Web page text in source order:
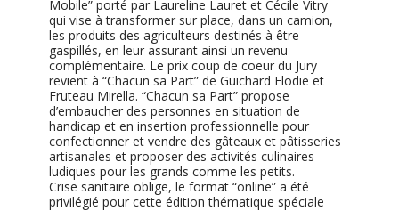
Mobile” porté par Laureline Lauret et Cécile Vitry
qui vise à transformer sur place, dans un camion,
les produits des agriculteurs destinés à être
gaspillés, en leur assurant ainsi un revenu
complémentaire. Le prix coup de coeur du Jury
revient à “Chacun sa Part” de Guichard Elodie et
Fruteau Mirella. “Chacun sa Part” propose
d’embaucher des personnes en situation de
handicap et en insertion professionnelle pour
confectionner et vendre des gâteaux et pâtisseries
artisanales et proposer des activités culinaires
ludiques pour les grands comme les petits.
Crise sanitaire oblige, le format “online” a été
privilégié pour cette édition thématique spéciale